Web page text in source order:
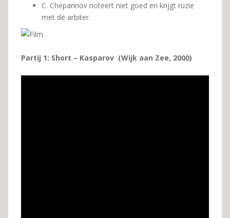
C. Cheparinov noteert niet goed en krijgt ruzie
met de arbiter.
Partij 1: Short – Kasparov (Wijk aan Zee, 2000)